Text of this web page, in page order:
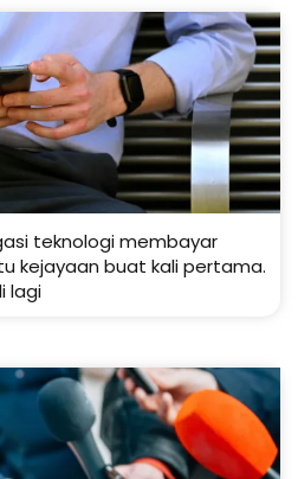
teknologi membayar
kejayaan buat kali pertama.
lagi